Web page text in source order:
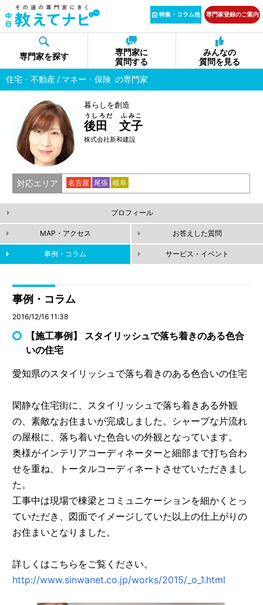
特集・コラム他 専門家登録のご案内
専門家を探す
専門家に
質問する
みんなの
質問を見る
住宅・不動産
マネー・保険 の専門家
暮らしを創造
後田 文子
うしろだ ふみこ
株式会社新和建設
対応エリア 名古屋 尾張 岐阜
プロフィール
MAP・アクセス お答えした質問
事例・コラム サービス・イベント
事例・コラム
2016/12/16 11:38
【施工事例】 スタイリッシュで落ち着きのある色合
いの住宅
愛知県のスタイリッシュで落ち着きのある色合いの住宅
閑静な住宅街に、スタイリッシュで落ち着きある外観
の、素敵なお住まいが完成しました。シャープな片流れ
の屋根に、落ち着いた色合いの外観となっています。
奥様がインテリアコーディネーターと細部まで打ち合わ
せを重ね、トータルコーディネートさせていただきまし
た。
工事中は現場で棟梁とコミュニケーションを細かくとっ
ていただき、図面でイメージしていた以上の仕上がりの
お住まいとなりました。
詳しくはこちらをご覧ください。
http://www.sinwanet.co.jp/works/2015/_o_1.html